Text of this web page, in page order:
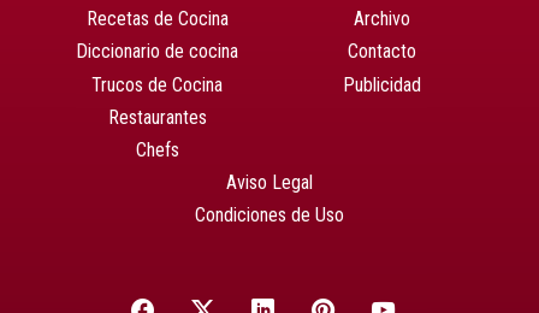
Recetas de Cocina
Diccionario de cocina
Trucos de Cocina
Restaurantes
Chefs
Archivo
Contacto
Publicidad
Aviso Legal
Condiciones de Uso